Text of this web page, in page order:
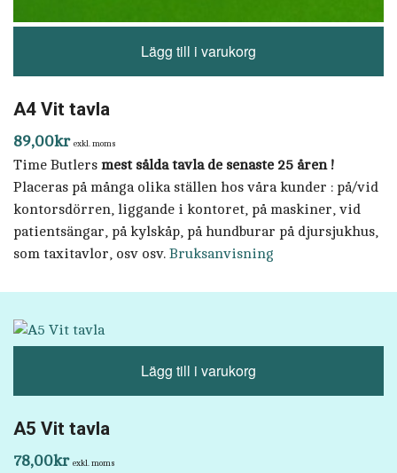
Lägg till i varukorg
A4 Vit tavla
89,00kr exkl. moms
Time Butlers mest sålda tavla de senaste 25 åren !
Placeras på många olika ställen hos våra kunder : på/vid
kontorsdörren, liggande i kontoret, på maskiner, vid
patientsängar, på kylskåp, på hundburar på djursjukhus,
som taxitavlor, osv osv. Bruksanvisning
Lägg till i varukorg
A5 Vit tavla
78,00kr exkl. moms